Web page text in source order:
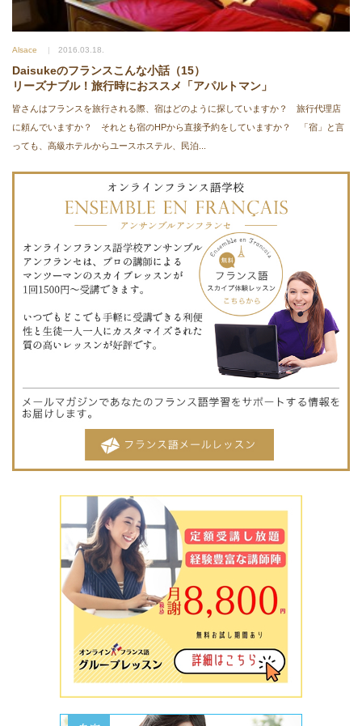
Alsace 2016.03.18.
Daisukeのフランスこんな小話（15）
リーズナブル！旅行時におススメ「アパルトマン」
皆さんはフランスを旅行される際、宿はどのように探していますか？ 旅行代理店
に頼んでいますか？ それとも宿のHPから直接予約をしていますか？ 「宿」と言
っても、高級ホテルからユースホステル、民泊...